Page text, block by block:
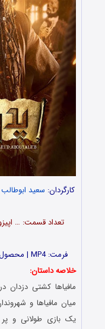
کارگردان: سعید ابوطالب
فرمت: MP4 | محصول کشور ایران | تهیه کننده: سعید ابوطالب
خلاصه داستان:
مافیا‌ها کشتی دزدان
میان مافیا‌ها و
یک بازی طولانی و پر